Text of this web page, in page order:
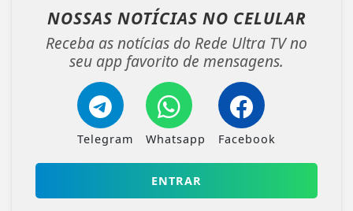
NOSSAS NOTÍCIAS NO CELULAR
Receba as notícias do Rede Ultra TV no
seu app favorito de mensagens.
Telegram Whatsapp Facebook
ENTRAR